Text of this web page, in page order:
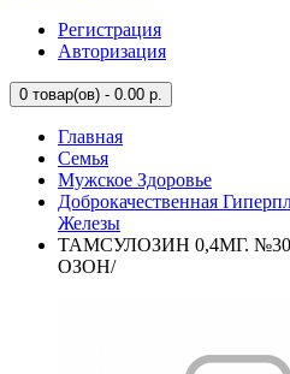
Регистрация
Авторизация
0 товар(ов) - 0.00 р.
Главная
Семья
Мужское Здоровье
Доброкачественная
Железы
ТАМСУЛОЗИН 0,4МГ.
ОЗОН/